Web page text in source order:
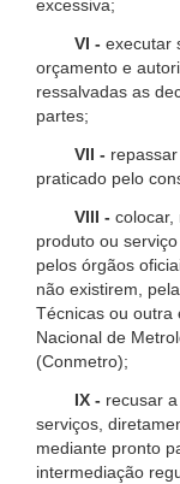
excessiva;
VI - executar
orçamento e
ressalvadas as
partes;
VII -
praticado pelo
VIII - colocar,
produto ou
pelos órgãos
não existirem,
Técnicas ou outra
Nacional de
(Conmetro);
IX - recusar
serviços,
mediante pronto
intermediação